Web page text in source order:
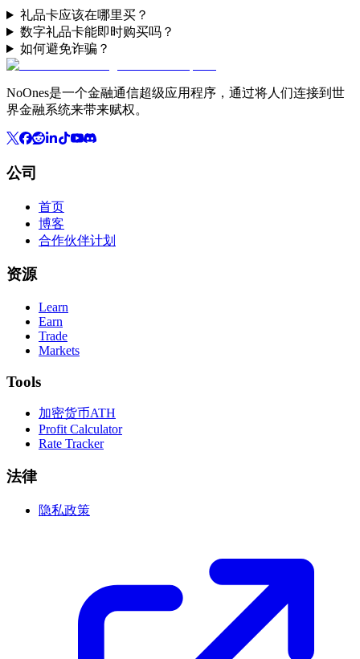
礼品卡应该在哪里买？
数字礼品卡能即时购买吗？
如何避免诈骗？
NoOnes是一个金融通信超级应用程序，通过将人们连接到世
界金融系统来带来赋权。
公司
首页
博客
合作伙伴计划
资源
Learn
Earn
Trade
Markets
Tools
加密货币ATH
Profit Calculator
Rate Tracker
法律
隐私政策